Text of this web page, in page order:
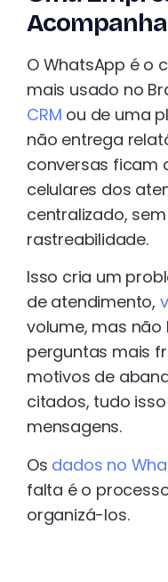
O WhatsApp é o
mais usado no
CRM ou de uma
não entrega
conversas ficam
celulares dos
centralizado,
rastreabilidade.
Isso cria um
de atendimento,
volume, mas não
perguntas mais
motivos de
citados, tudo
mensagens.
Os dados no
falta é o
organizá-los.